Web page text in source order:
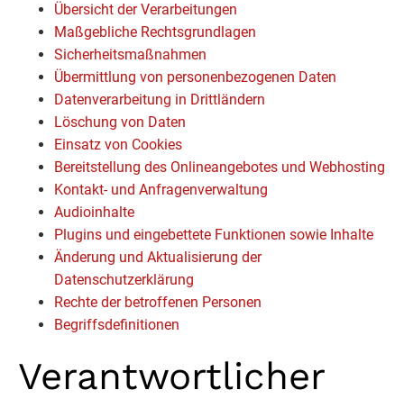
Übersicht der Verarbeitungen
Maßgebliche Rechtsgrundlagen
Sicherheitsmaßnahmen
Übermittlung von personenbezogenen Daten
Datenverarbeitung in Drittländern
Löschung von Daten
Einsatz von Cookies
Bereitstellung des Onlineangebotes und Webhosting
Kontakt- und Anfragenverwaltung
Audioinhalte
Plugins und eingebettete Funktionen sowie Inhalte
Änderung und Aktualisierung der
Datenschutzerklärung
Rechte der betroffenen Personen
Begriffsdefinitionen
Verantwortlicher